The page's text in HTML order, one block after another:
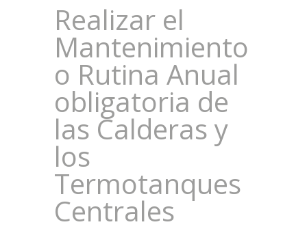
Realizar el
Mantenimiento
o Rutina Anual
obligatoria de
las Calderas y
los
Termotanques
Centrales